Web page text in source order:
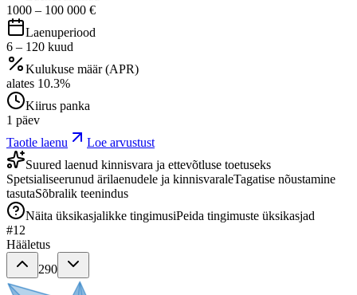
1000 – 100 000 €
Laenuperiood
6 – 120 kuud
Kulukuse määr (APR)
alates 10.3%
Kiirus panka
1 päev
Taotle laenu
Loe arvustust
Suured laenud kinnisvara ja ettevõtluse toetuseks
Spetsialiseerunud ärilaenudele ja kinnisvaraleTagatise nõustamine
tasutaSõbralik teenindus
Näita üksikasjalikke tingimusiPeida tingimuste üksikasjad
#12
Hääletus
290